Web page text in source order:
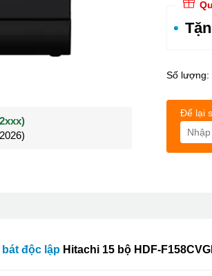
Số lượng:
Để lại
bát độc lập Hitachi 15 bộ HDF-